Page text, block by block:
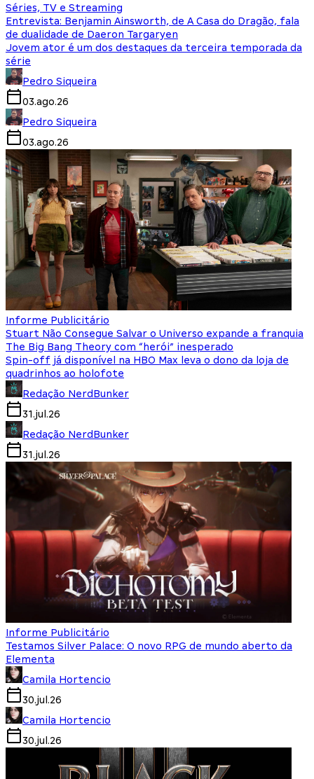
Séries, TV e Streaming
Entrevista: Benjamin Ainsworth, de A Casa do Dragão, fala
de dualidade de Daeron Targaryen
Jovem ator é um dos destaques da terceira temporada da
série
Pedro Siqueira
03.ago.26
Pedro Siqueira
03.ago.26
Informe Publicitário
Stuart Não Consegue Salvar o Universo expande a franquia
The Big Bang Theory com “herói” inesperado
Spin-off já disponível na HBO Max leva o dono da loja de
quadrinhos ao holofote
Redação NerdBunker
31.jul.26
Redação NerdBunker
31.jul.26
Informe Publicitário
Testamos Silver Palace: O novo RPG de mundo aberto da
Elementa
Camila Hortencio
30.jul.26
Camila Hortencio
30.jul.26